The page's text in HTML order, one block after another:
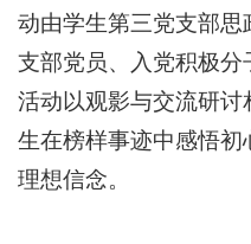
动由学生第三党支部思
支部党员、入党积极分
活动以观影与交流研
生在榜样事迹中感悟
理想信念。